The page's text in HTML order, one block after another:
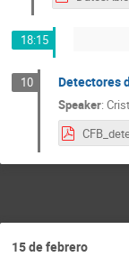
18:15
10 Detectores
Speaker:
15 de febrero